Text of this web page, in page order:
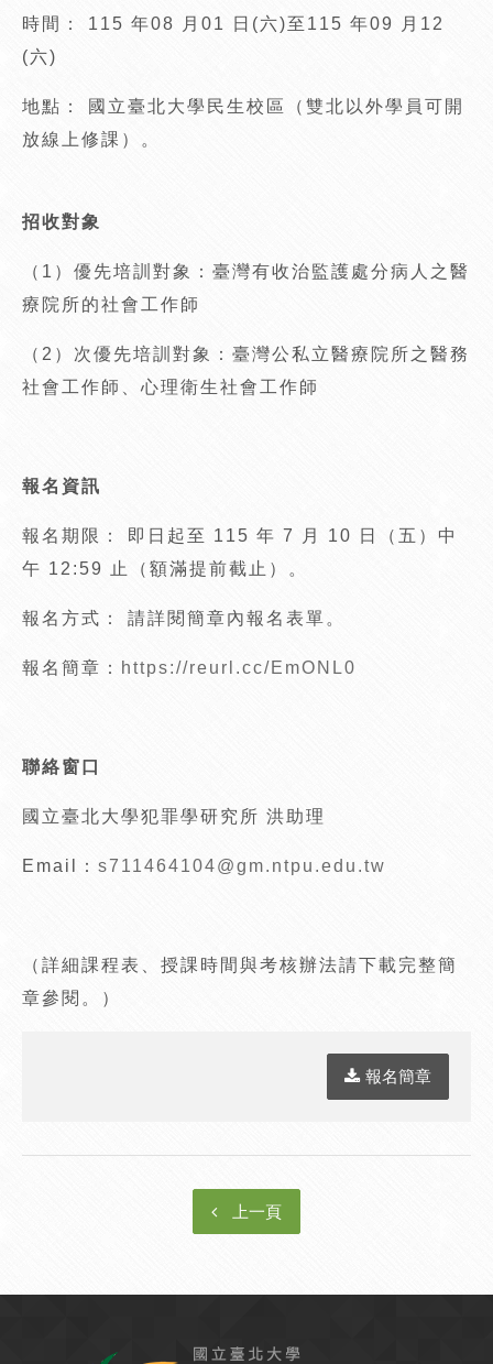
時間： 115 年08 月01 日(六)至115 年09 月12
(六)
地點： 國立臺北大學民生校區（雙北以外學員可開
放線上修課）。
招收對象
（1）優先培訓對象：臺灣有收治監護處分病人之醫
療院所的社會工作師
（2）次優先培訓對象：臺灣公私立醫療院所之醫務
社會工作師、心理衛生社會工作師
報名資訊
報名期限： 即日起至 115 年 7 月 10 日（五）中
午 12:59 止（額滿提前截止）。
報名方式： 請詳閱簡章內報名表單。
報名簡章： https://reurl.cc/EmONL0
聯絡窗口
國立臺北大學犯罪學研究所 洪助理
Email： s711464104@gm.ntpu.edu.tw
（詳細課程表、授課時間與考核辦法請下載完整簡
章參閱。）
報名簡章
上一頁